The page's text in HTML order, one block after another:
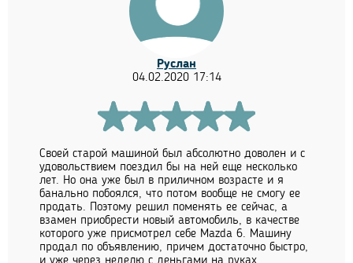
Руслан
04.02.2020 17:14
Своей старой машиной был абсолютно доволен и с
удовольствием поездил бы на ней еще несколько
лет. Но она уже был в приличном возрасте и я
банально побоялся, что потом вообще не смогу ее
продать. Поэтому решил поменять ее сейчас, а
взамен приобрести новый автомобиль, в качестве
которого уже присмотрел себе Mazda 6. Машину
продал по объявлению, причем достаточно быстро,